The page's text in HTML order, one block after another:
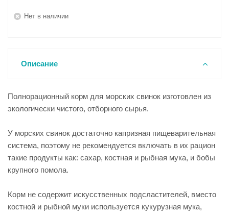
Нет в наличии
Описание
Полнорационный корм для морских свинок изготовлен из
экологически чистого, отборного сырья.
У морских свинок достаточно капризная пищеварительная
система, поэтому не рекомендуется включать в их рацион
такие продукты как: сахар, костная и рыбная мука, и бобы
крупного помола.
Корм не содержит искусственных подсластителей, вместо
костной и рыбной муки используется кукурузная мука,